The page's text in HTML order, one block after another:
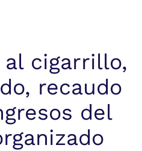
cigarrillo,
recaudo
del